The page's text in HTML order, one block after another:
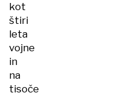
kot
štiri
leta
vojne
in
na
tisoče